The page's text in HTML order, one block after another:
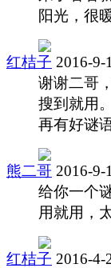
阳光，很
红桔子 2016-9-
谢谢二哥
搜到就用。
再有好谜
熊二哥 2016-9-
给你一个
用就用，
红桔子 2016-4-